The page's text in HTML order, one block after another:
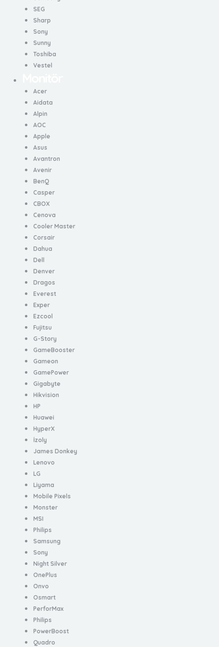
SEG
Sharp
Sony
Sunny
Toshiba
Vestel
Acer
Aidata
Alpin
AOC
Apple
Asus
Avantron
Avenir
BenQ
Casper
CBOX
Cenova
Cooler Master
Corsair
Dahua
Dell
Denver
Dragos
Everest
Exper
Ezcool
Fujitsu
G-Story
GameBooster
Gameon
GamePower
Gigabyte
Hikvision
HP
Huawei
HyperX
İzoly
James Donkey
Lenovo
LG
Liyama
Mobile Pixels
Monster
MSI
Philips
Samsung
Sony
Night Silver
OnePlus
Onvo
Osmart
PerforMax
Philips
PowerBoost
Quadro